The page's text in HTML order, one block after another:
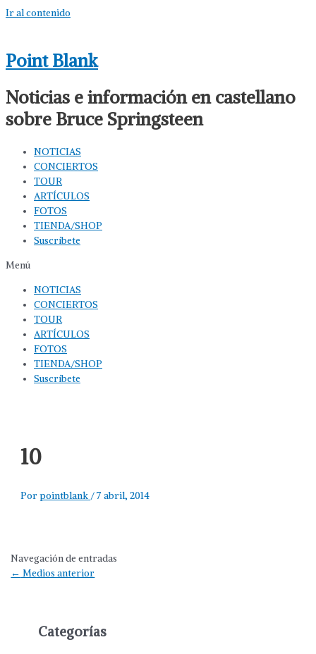
Ir al contenido
Point Blank
Noticias e información en castellano
sobre Bruce Springsteen
NOTICIAS
CONCIERTOS
TOUR
ARTÍCULOS
FOTOS
TIENDA/SHOP
Suscríbete
Menú
NOTICIAS
CONCIERTOS
TOUR
ARTÍCULOS
FOTOS
TIENDA/SHOP
Suscríbete
10
Porpointblank /7 abril, 2014
Navegación de entradas
← Medios anterior
Categorías